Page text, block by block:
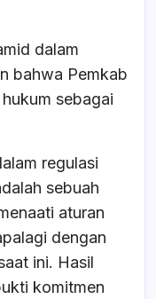
dalam
bahwa Pemkab
sebagai
regulasi
sebuah
aturan
dengan
ini. Hasil
komitmen